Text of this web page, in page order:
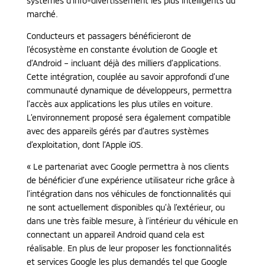
marché.
Conducteurs et passagers bénéficieront de
l’écosystème en constante évolution de Google et
d’Android – incluant déjà des milliers d’applications.
Cette intégration, couplée au savoir approfondi d’une
communauté dynamique de développeurs, permettra
l’accès aux applications les plus utiles en voiture.
L’environnement proposé sera également compatible
avec des appareils gérés par d’autres systèmes
d’exploitation, dont l’Apple iOS.
« Le partenariat avec Google permettra à nos clients
de bénéficier d’une expérience utilisateur riche grâce à
l’intégration dans nos véhicules de fonctionnalités qui
ne sont actuellement disponibles qu’à l’extérieur, ou
dans une très faible mesure, à l’intérieur du véhicule en
connectant un appareil Android quand cela est
réalisable. En plus de leur proposer les fonctionnalités
et services Google les plus demandés tel que Google